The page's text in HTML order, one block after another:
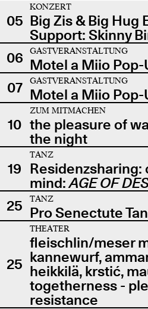
05
KONZERT
Big Zis & Big Hug
Support: Skinny
06
GASTVERANSTALTUNG
Motel a Miio Pop-
07
GASTVERANSTALTUNG
Motel a Miio Pop-
10
ZUM MITMACHEN
the pleasure of
the night
19
TANZ
Residenzsharing:
mind:AGE OF
25
TANZ
Pro Senectute
25
THEATER
fleischlin/meser
kannewurf,
heikkilä, krstić,
togetherness -
resistance